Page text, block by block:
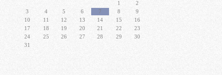
1
2
3
4 5 6 7 8
9
10
11 12 13 14 15
16
17
18 19 20 21 22
23
24
25 26 27 28 29
30
31